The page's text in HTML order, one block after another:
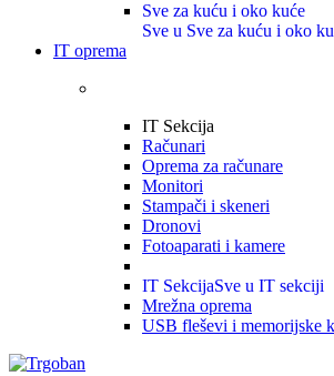
Sve za kuću i oko kuće
Sve u Sve za kuću i oko
IT oprema
IT Sekcija
Računari
Oprema za računare
Monitori
Stampači i skeneri
Dronovi
Fotoaparati i kamere
IT SekcijaSve u IT sekciji
Mrežna oprema
USB fleševi i memorijske